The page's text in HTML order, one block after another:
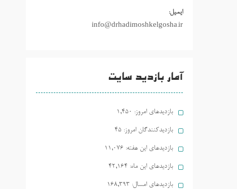
ایمیل:
info@drhadimoshkelgosha.ir
آمار بازدید سایت
بازدیدهای امروز: 1,450
بازدیدکنندگان امروز: 45
بازدیدهای این هفته: 11,076
بازدیدهای این ماه: 42,164
بازدیدهای امسال: 168,393